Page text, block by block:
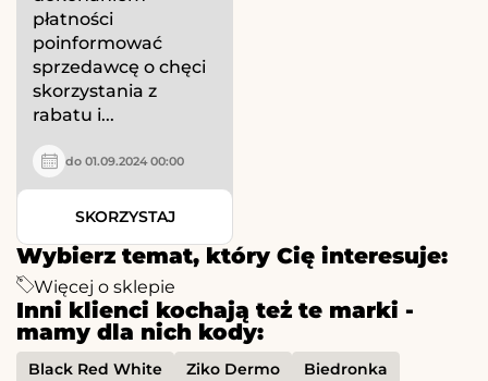
Wybierz temat, który Cię interesuje:
Więcej o sklepie
Inni klienci kochają też te marki -
mamy dla nich kody:
Black Red White Ziko Dermo
Biedronka
płatności
poinformować
sprzedawcę o chęci
skorzystania z
rabatu i...
do 01.09.2024 00:00
SKORZYSTAJ